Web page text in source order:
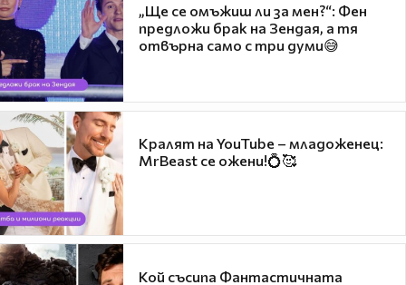
„Ще се омъжиш ли за мен?“: Фен
предложи брак на Зендая, а тя
отвърна само с три думи😅
Кралят на YouTube – младоженец:
MrBeast се ожени!💍🥰
Кой съсипа Фантастичната